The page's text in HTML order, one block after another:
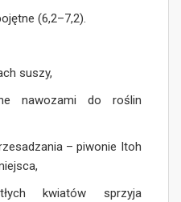
(6,2–7,2).
suszy,
nawozami do roślin
– piwonie Itoh
kwiatów sprzyja